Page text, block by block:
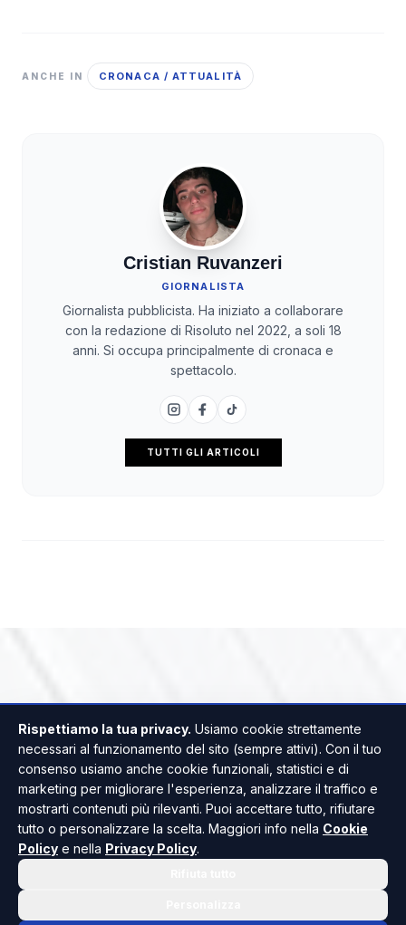
ANCHE IN CRONACA / ATTUALITÀ
Cristian Ruvanzeri
GIORNALISTA
Giornalista pubblicista. Ha iniziato a collaborare
con la redazione di Risoluto nel 2022, a soli 18
anni. Si occupa principalmente di cronaca e
spettacolo.
TUTTI GLI ARTICOLI
Rispettiamo la tua privacy. Usiamo cookie strettamente
necessari al funzionamento del sito (sempre attivi). Con il tuo
consenso usiamo anche cookie funzionali, statistici e di
marketing per migliorare l'esperienza, analizzare il traffico e
mostrarti contenuti più rilevanti. Puoi accettare tutto, rifiutare
tutto o personalizzare la scelta. Maggiori info nella Cookie
Policy e nella Privacy Policy.